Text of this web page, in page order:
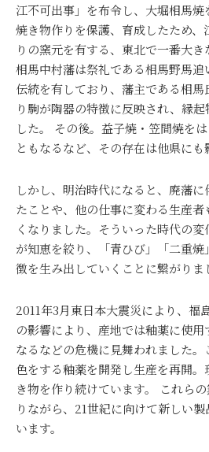
江不可出事」を布令し、大堀相馬焼
焼き物作りを保護、育成したため
りの窯元を有する、東北で一番大き
相馬中村藩は祭礼である相馬野馬
伝統を有しており、藩主である相
り駒が陶器の特徴に反映され、縁
した。 その後。益子焼・笠間焼を
ともなるなど、その存在は他県にも
しかし、明治時代になると、廃藩
たことや、他の仕事に変わる生産
くなりました。そういった時代の
が知恵を絞り、「青ひび」「二重
徴を生み出していくことに繋がりま
2011年3月東日本大震災により、福
の影響により、産地では釉薬に使用
なるなどの危機に見舞われました
色をする釉薬を開発し生産を再開
き物を作り続けています。 これら
りながら、21世紀に向けて新しい
います。